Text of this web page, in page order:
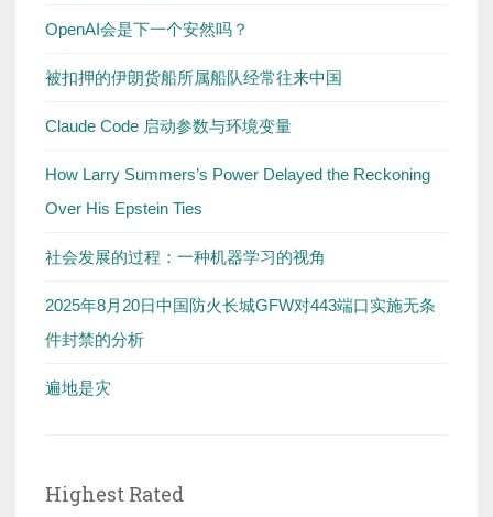
OpenAI会是下一个安然吗？
被扣押的伊朗货船所属船队经常往来中国
Claude Code 启动参数与环境变量
How Larry Summers’s Power Delayed the Reckoning
Over His Epstein Ties
社会发展的过程：一种机器学习的视角
2025年8月20日中国防火长城GFW对443端口实施无条
件封禁的分析
遍地是灾
Highest Rated